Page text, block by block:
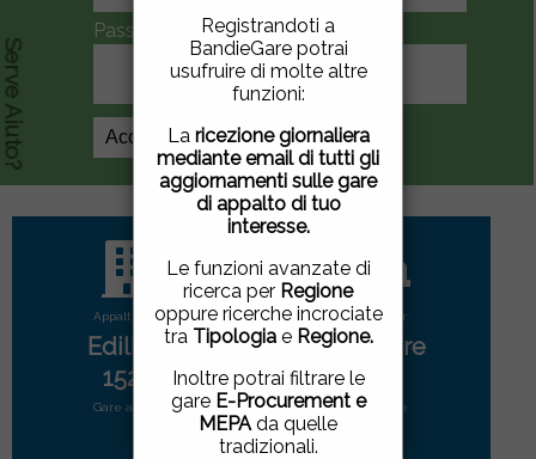
Questo sito utilizza
cookie di terze parti per
migliorare la tua
esperienza di utilizzo. Se
vuoi saperne di più
qui .
Chiudendo questa
finestra, scorrendo questa
pagina, cliccando su un
link o proseguendo la
navigazione in altra
maniera, acconsenti
all'uso dei cookie.
ACCETTO |NON
ACCETTO
Registrandoti a
BandieGare potrai
usufruire di molte altre
funzioni:
La ricezione giornaliera
mediante email di tutti gli
aggiornamenti sulle gare
di appalto di tuo
interesse.
Le funzioni avanzate di
ricerca per Regione
oppure ricerche incrociate
tra Tipologiae Regione.
Inoltre potrai filtrare le
gare E-Procurement e
MEPAda quelle
tradizionali.
Password
Crea Account
Serve Aiuto?
Appalti per:
Edilizia
1523
Gare attive
Appalti per:
Forniture
2855
Gare attive